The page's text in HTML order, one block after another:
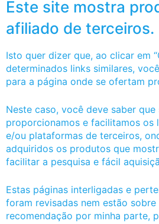
Este site mostra
afiliado de terceiros.
Isto quer dizer que, ao clicar em
determinados links similares,
para a página onde se ofertam
Neste caso, você deve saber que
proporcionamos e facilitamos os
e/ou plataformas de terceiros,
adquiridos os produtos que
facilitar a pesquisa e fácil
Estas páginas interligadas e
foram revisadas nem estão
recomendação por minha parte,